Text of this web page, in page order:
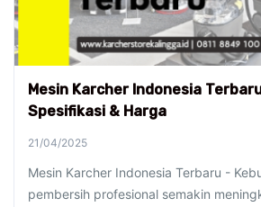
Mesin Karcher Indonesia
Spesifikasi & Harga
21/04/2025
Mesin Karcher Indonesia Terbaru -
pembersih profesional semakin